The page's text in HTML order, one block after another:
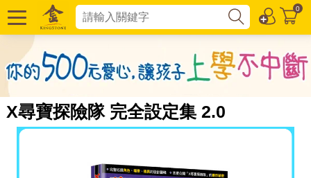
0
X尋寶探險隊 完全設定集 2.0